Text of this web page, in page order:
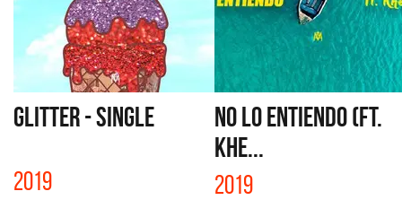
GLITTER - SINGLE
2019
NO LO ENTIENDO (Ft.
KHE...
2019